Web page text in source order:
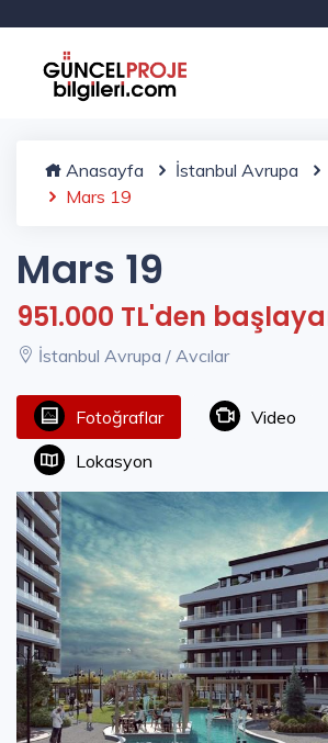
Anasayfa İstanbul Avrupa
Mars 19
Mars 19
951.000 TL'den
İstanbul Avrupa / Avcılar
Fotoğraflar
Video
Lokasyon